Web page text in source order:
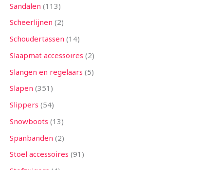
Sandalen 113
Scheerlijnen 2
Schoudertassen 14
Slaapmat accessoires 2
Slangen en regelaars 5
Slapen 351
Slippers 54
Snowboots 13
Spanbanden 2
Stoel accessoires 91